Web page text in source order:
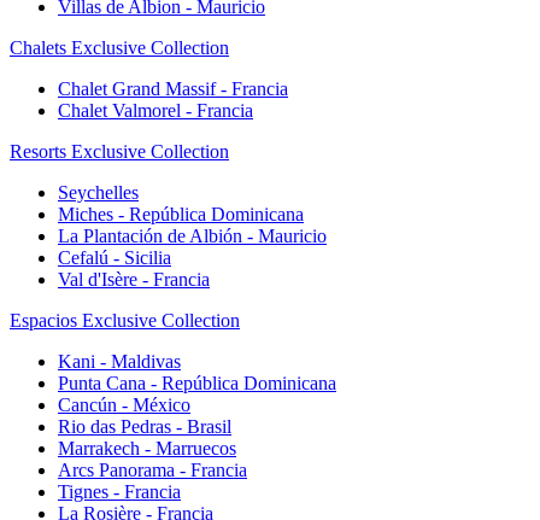
Villas de Albion - Mauricio
Chalets Exclusive Collection
Chalet Grand Massif - Francia
Chalet Valmorel - Francia
Resorts Exclusive Collection
Seychelles
Miches - República Dominicana
La Plantación de Albión - Mauricio
Cefalú - Sicilia
Val d'Isère - Francia
Espacios Exclusive Collection
Kani - Maldivas
Punta Cana - República Dominicana
Cancún - México
Rio das Pedras - Brasil
Marrakech - Marruecos
Arcs Panorama - Francia
Tignes - Francia
La Rosière - Francia